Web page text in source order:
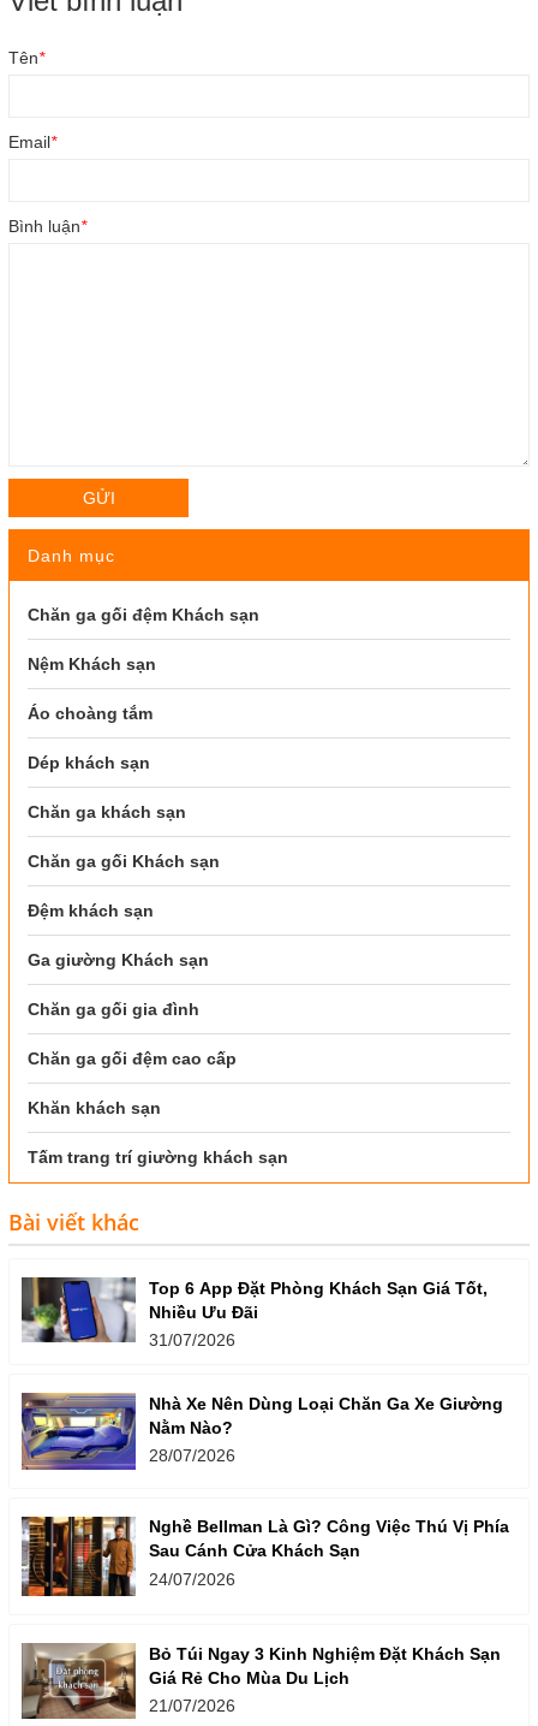
Tên*
Email*
Bình luận*
GỬI
Danh mục
Chăn ga gối đệm Khách sạn
Nệm Khách sạn
Áo choàng tắm
Dép khách sạn
Chăn ga khách sạn
Chăn ga gối Khách sạn
Đệm khách sạn
Ga giường Khách sạn
Chăn ga gối gia đình
Chăn ga gối đệm cao cấp
Khăn khách sạn
Tấm trang trí giường khách sạn
Bài viết khác
Top 6 App Đặt Phòng Khách Sạn Giá Tốt,
Nhiều Ưu Đãi
31/07/2026
Nhà Xe Nên Dùng Loại Chăn Ga Xe Giường
Nằm Nào?
28/07/2026
Nghề Bellman Là Gì? Công Việc Thú Vị Phía
Sau Cánh Cửa Khách Sạn
24/07/2026
Bỏ Túi Ngay 3 Kinh Nghiệm Đặt Khách Sạn
Giá Rẻ Cho Mùa Du Lịch
21/07/2026